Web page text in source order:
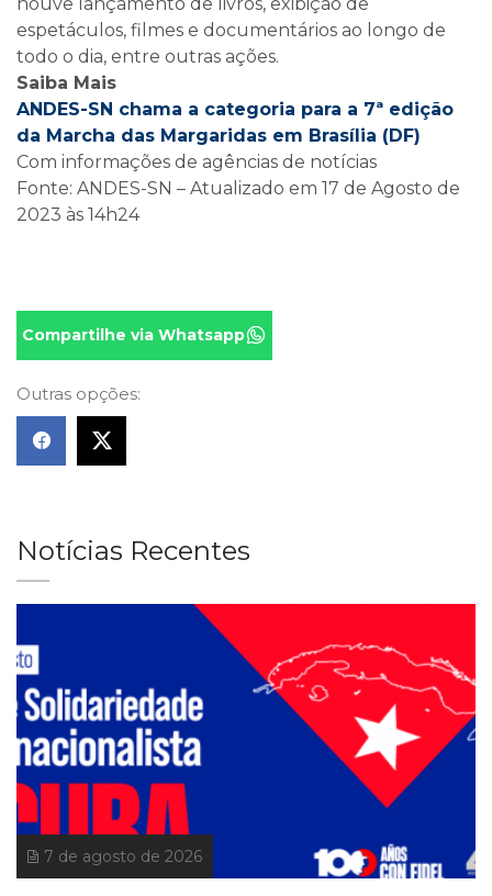
espetáculos, filmes e documentários ao longo de
todo o dia, entre outras ações.
Saiba Mais
ANDES-SN chama a categoria para a 7ª edição
da Marcha das Margaridas em Brasília (DF)
Com informações de agências de notícias
Fonte: ANDES-SN – Atualizado em 17 de Agosto de
2023 às 14h24
Compartilhe via Whatsapp
Outras opções:
Notícias Recentes
7 de agosto de 2026